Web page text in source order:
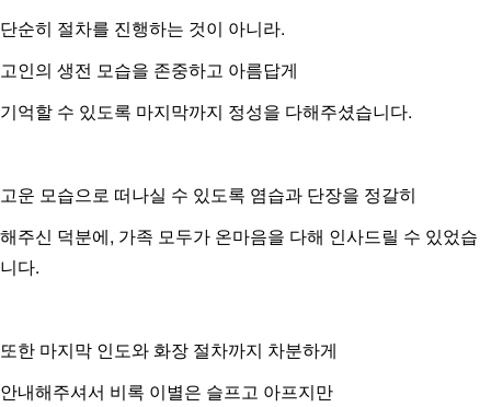
단순히 절차를 진행하는 것이 아니라.
고인의 생전 모습을 존중하고 아름답게
기억할 수 있도록 마지막까지 정성을 다해주셨습니다.
고운 모습으로 떠나실 수 있도록 염습과 단장을 정갈히
해주신 덕분에, 가족 모두가 온마음을 다해 인사드릴 수 있었습
니다.
또한 마지막 인도와 화장 절차까지 차분하게
안내해주셔서 비록 이별은 슬프고 아프지만